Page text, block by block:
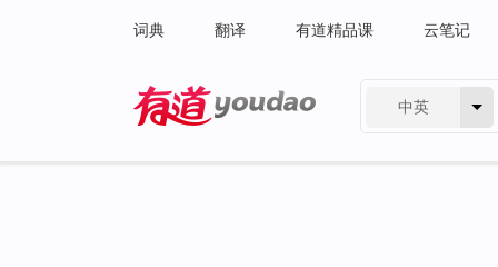
词典 翻译 有道精品课 云笔记
中英